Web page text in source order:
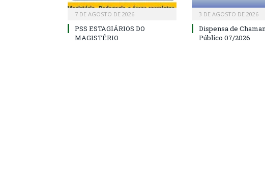
7 DE AGOSTO DE 2026
PSS ESTAGIÁRIOS DO
MAGISTÉRIO
3 DE AGOSTO DE 2026
Dispensa de
Público 07/2026